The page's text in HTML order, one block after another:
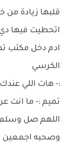
قلبها زيادة من
اتحطيت فيها
ادم دخل مكتب
الكرسي
:- هات اللي عندك
تميم :- ما انت
اللهم صل وسلم
وصحبه اجمعين